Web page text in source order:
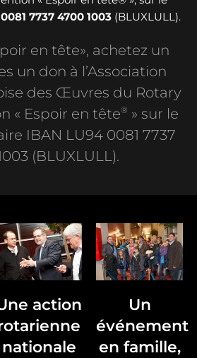
7737 4700 1003 (BLUXLULL).
en tête», achetez un
un don à l’Association
des Œuvres du Rotary
« Espoir en tête® » sur le
IBAN LU94 0081 7737
(BLUXLULL).
action
nationale
Un
événement
en famille,